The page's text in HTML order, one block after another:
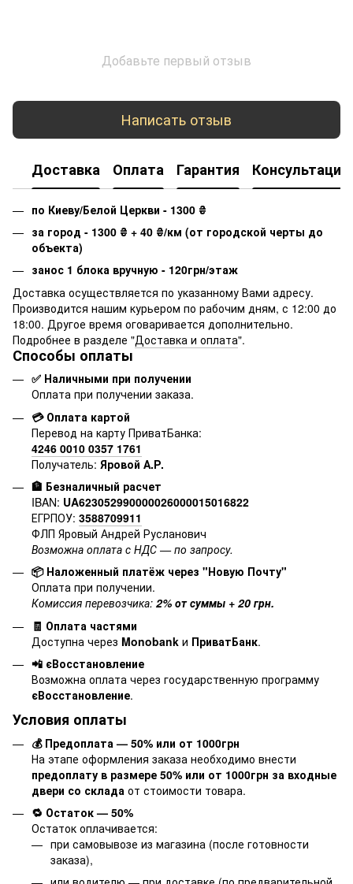
Добавьте первый отзыв
Написать отзыв
Доставка Оплата Гарантия Консультация
по Киеву/Белой Церкви - 1300 ₴
за город - 1300 ₴ + 40 ₴/км (от городской черты до
объекта)
занос 1 блока вручную - 120грн/этаж
Доставка осуществляется по указанному Вами адресу.
Производится нашим курьером по рабочим дням, с 12:00 до
18:00. Другое время оговаривается дополнительно.
Подробнее в разделе "Доставка и оплата".
Способы оплаты
✅ Наличными при получении
Оплата при получении заказа.
💳 Оплата картой
Перевод на карту ПриватБанка:
4246 0010 0357 1761
Получатель: Яровой А.Р.
🏦 Безналичный расчет
IBAN: UA623052990000026000015016822
ЕГРПОУ: 3588709911
ФЛП Яровый Андрей Русланович
Возможна оплата с НДС — по запросу.
📦 Наложенный платёж через "Новую Почту"
Оплата при получении.
Комиссия перевозчика: 2% от суммы + 20 грн.
🧾 Оплата частями
Доступна через Monobank и ПриватБанк.
📲 єВосстановление
Возможна оплата через государственную программу
єВосстановление.
Условия оплаты
💰 Предоплата — 50% или от 1000грн
На этапе оформления заказа необходимо внести
предоплату в размере 50% или от 1000грн за входные
двери со склада от стоимости товара.
🔁 Остаток — 50%
Остаток оплачивается:
при самовывозе из магазина (после готовности
заказа),